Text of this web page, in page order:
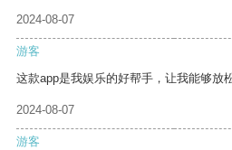
2024-08-07
游客
这款app是我娱乐的好帮手，让我能够放
2024-08-07
游客